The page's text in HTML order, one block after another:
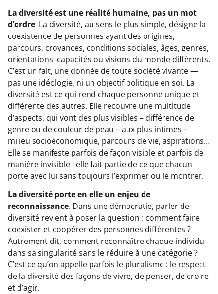
La diversité est une réalité humaine, pas un mot
d’ordre. La diversité, au sens le plus simple, désigne la
coexistence de personnes ayant des origines,
parcours, croyances, conditions sociales, âges, genres,
orientations, capacités ou visions du monde différents.
C’est un fait, une donnée de toute société vivante —
pas une idéologie, ni un objectif politique en soi. La
diversité est ce qui rend chaque personne unique et
différente des autres. Elle recouvre une multitude
d’aspects, qui vont des plus visibles – différence de
genre ou de couleur de peau – aux plus intimes –
milieu socioéconomique, parcours de vie, aspirations…
Elle se manifeste parfois de façon visible et parfois de
manière invisible : elle fait partie de ce que chacun
porte avec lui sans toujours l’exprimer ou le montrer.
La diversité porte en elle un enjeu de
reconnaissance. Dans une démocratie, parler de
diversité revient à poser la question : comment faire
coexister et coopérer des personnes différentes ?
Autrement dit, comment reconnaître chaque individu
dans sa singularité sans le réduire à une catégorie ?
C’est ce qu’on appelle parfois le pluralisme : le respect
de la diversité des façons de vivre, de penser, de croire
et d’agir.